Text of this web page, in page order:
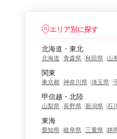
エリア別に探す
北海道・東北
北海道 青森県 秋田県 山
関東
東京都 神奈川県 埼玉県
甲信越・北陸
山梨県 長野県 新潟県 石
東海
愛知県 岐阜県 三重県 静